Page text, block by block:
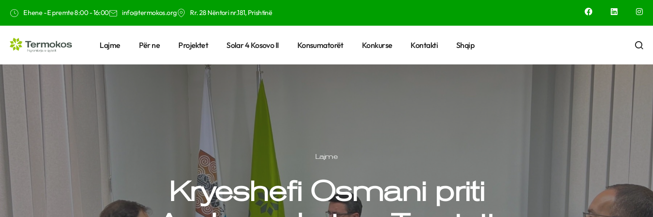
E hene - E premte 8:00 - 16:00 info@termokos.org Rr. 28 Nëntori nr.181, Prishtinë
Lajme Për ne Projektet Solar 4 Kosovo II Konsumatorët Konkurse Kontakti Shqip
Lajme
Kryeshefi Osmani priti